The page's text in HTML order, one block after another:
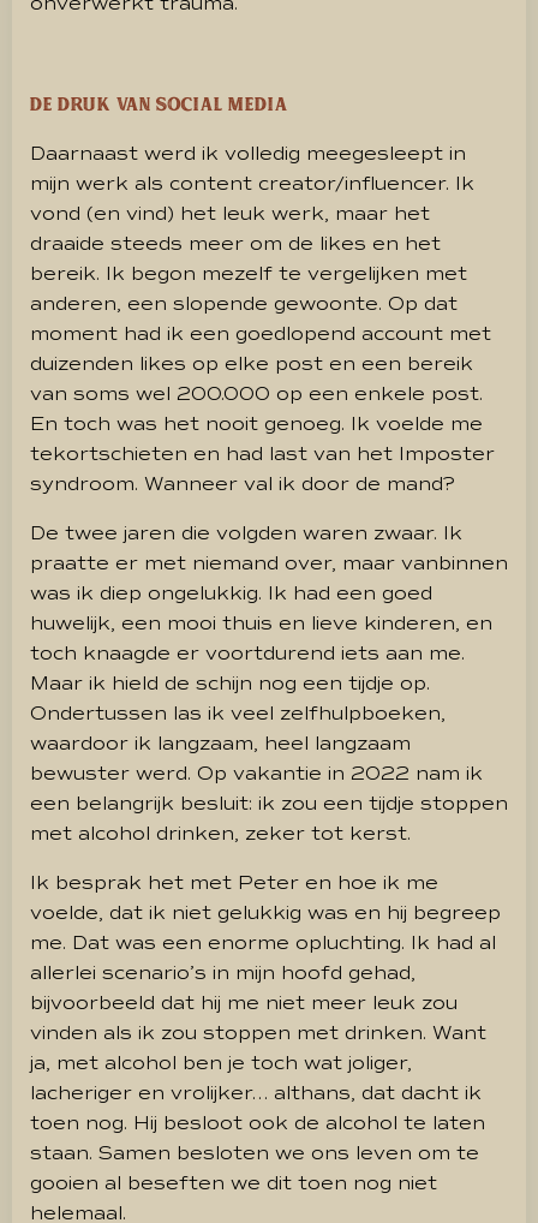
De druk van social media
Daarnaast werd ik volledig meegesleept in
mijn werk als content creator/influencer. Ik
vond (en vind) het leuk werk, maar het
draaide steeds meer om de likes en het
bereik. Ik begon mezelf te vergelijken met
anderen, een slopende gewoonte. Op dat
moment had ik een goedlopend account met
duizenden likes op elke post en een bereik
van soms wel 200.000 op een enkele post.
En toch was het nooit genoeg. Ik voelde me
tekortschieten en had last van het Imposter
syndroom. Wanneer val ik door de mand?
De twee jaren die volgden waren zwaar. Ik
praatte er met niemand over, maar vanbinnen
was ik diep ongelukkig. Ik had een goed
huwelijk, een mooi thuis en lieve kinderen, en
toch knaagde er voortdurend iets aan me.
Maar ik hield de schijn nog een tijdje op.
Ondertussen las ik veel zelfhulpboeken,
waardoor ik langzaam, heel langzaam
bewuster werd. Op vakantie in 2022 nam ik
een belangrijk besluit: ik zou een tijdje stoppen
met alcohol drinken, zeker tot kerst.
Ik besprak het met Peter en hoe ik me
voelde, dat ik niet gelukkig was en hij begreep
me. Dat was een enorme opluchting. Ik had al
allerlei scenario’s in mijn hoofd gehad,
bijvoorbeeld dat hij me niet meer leuk zou
vinden als ik zou stoppen met drinken. Want
ja, met alcohol ben je toch wat joliger,
lacheriger en vrolijker… althans, dat dacht ik
toen nog. Hij besloot ook de alcohol te laten
staan. Samen besloten we ons leven om te
gooien al beseften we dit toen nog niet
helemaal.